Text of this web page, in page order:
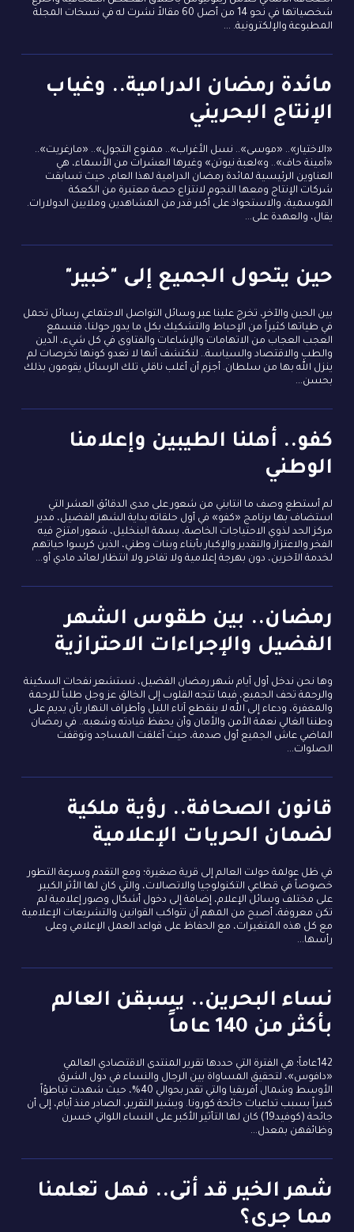
شخصياتها في نحو 14 من أصل 60 مقالاً نشرت له في نسخات المجلة
المطبوعة والإلكترونية. ...
مائدة رمضان الدرامية.. وغياب
الإنتاج البحريني
«الاختيار».. «موسى».. نسل الأغراب».. ممنوع التجول».. «مارغريت»..
«أمينة حاف».. و»لعبة نيوتن» وغيرها العشرات من الأسماء، هي
العناوين الرئيسية لمائدة رمضان الدرامية لهذا العام، حيث تسابقت
شركات الإنتاج ومعها النجوم لانتزاع حصة معتبرة من الكعكة
الموسمية، والاستحواذ على أكبر قدر من المشاهدين وملايين الدولارات.
يقال، والعهدة على...
حين يتحول الجميع إلى "خبير"
بين الحين والآخر، تخرج علينا عبر وسائل التواصل الاجتماعي رسائل تحمل
في طياتها كثيراً من الإحباط والتشكيك بكل ما يدور حولنا، فنسمع
العجب العجاب من الاتهامات والإشاعات والفتاوى في كل شيء، الدين
والطب والاقتصاد والسياسة.. لنكتشف أنها لا تعدو كونها تخرصات لم
ينزل الله بها من سلطان. أجزم أن أغلب ناقلي تلك الرسائل يقومون بذلك
بحسن...
كفو.. أهلنا الطيبين وإعلامنا
الوطني
لم أستطع وصف ما انتابني من شعور على مدى الدقائق العشر التي
استضاف بها برنامج «كفو» في أول حلقاته بداية الشهر الفضيل، مدير
مركز الحد لذوي الاحتياجات الخاصة، بسمة البنخليل، شعور امتزج فيه
الفخر والاعتزاز والتقدير والإكبار بأبناء وبنات وطني، الذين كرسوا حياتهم
لخدمة الآخرين، دون بهرجة إعلامية ولا تفاخر ولا انتظار لعائد مادي أو...
رمضان.. بين طقوس الشهر
الفضيل والإجراءات الاحترازية
وها نحن ندخل أول أيام شهر رمضان الفضيل، نستشعر نفحات السكينة
والرحمة تحف الجميع، فيما تتجه القلوب إلى الخالق عز وجل طلباً للرحمة
والمغفرة، ودعاء إلى الله لا ينقطع آناء الليل وأطراف النهار بأن يديم على
وطننا الغالي نعمة الأمن والأمان وأن يحفظ قيادته وشعبه.. في رمضان
الماضي عاش الجميع أول صدمة، حيث أغلقت المساجد وتوقفت
الصلوات...
قانون الصحافة.. رؤية ملكية
لضمان الحريات الإعلامية
في ظل عولمة حولت العالم إلى قرية صغيرة؛ ومع التقدم وسرعة التطور
خصوصاً في قطاعي التكنولوجيا والاتصالات، والتي كان لها الأثر الكبير
على مختلف وسائل الإعلام، إضافة إلى دخول أشكال وصور إعلامية لم
تكن معروفة، أصبح من المهم أن تتواكب القوانين والتشريعات الإعلامية
مع كل هذه المتغيرات، مع الحفاظ على قواعد العمل الإعلامي وعلى
رأسها...
نساء البحرين.. يسبقن العالم
بأكثر من 140 عاماً
142عاماً؛ هي الفترة التي حددها تقرير المنتدى الاقتصادي العالمي
«دافوس»، لتحقيق المساواة بين الرجال والنساء في دول الشرق
الأوسط وشمال أفريقيا والتي تقدر بحوالي 40%، حيث شهدت تباطؤاً
كبيراً بسبب تداعيات جائحة كورونا. ويشير التقرير، الصادر منذ أيام، إلى أن
جائحة (كوفيد19) كان لها التأثير الأكبر على النساء اللواتي خسرن
وظائفهن بمعدل...
شهر الخير قد أتى.. فهل تعلمنا
مما جرى؟